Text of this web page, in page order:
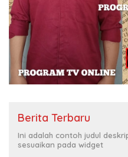
Berita Terbaru
Ini adalah contoh judul
sesuaikan pada widget